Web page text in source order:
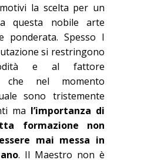
la scelta per un
questa nobile arte
ponderata. Spesso I
si restringono
e al fattore
che nel momento
sono tristemente
ma l’importanza di
formazione non
mai messa in
. Il Maestro non è